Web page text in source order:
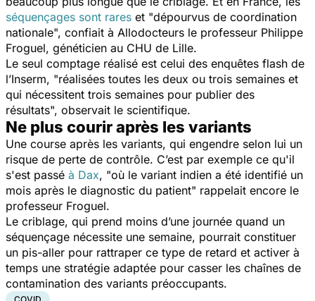
séquençages sont rares et "dépourvus de coordination
nationale", confiait à Allodocteurs le professeur Philippe
Froguel, généticien au CHU de Lille.
Le seul comptage réalisé est celui des enquêtes flash de
l’Inserm, "réalisées toutes les deux ou trois semaines et
qui nécessitent trois semaines pour publier des
résultats", observait le scientifique.
Ne plus courir après les variants
Une course après les variants, qui engendre selon lui un
risque de perte de contrôle. C’est par exemple ce qu'il
s'est passé à Dax, "où le variant indien a été identifié un
mois après le diagnostic du patient" rappelait encore le
professeur Froguel.
Le criblage, qui prend moins d’une journée quand un
séquençage nécessite une semaine, pourrait constituer
un pis-aller pour rattraper ce type de retard et activer à
temps une stratégie adaptée pour casser les chaînes de
contamination des variants préoccupants.